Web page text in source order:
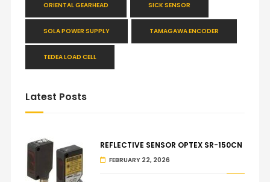
ORIENTAL GEARHEAD SICK SENSOR
SOLA POWER SUPPLY TAMAGAWA ENCODER
TEDEA LOAD CELL
Latest Posts
REFLECTIVE SENSOR OPTEX SR-150CN
FEBRUARY 22, 2026